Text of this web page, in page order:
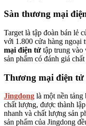
Sàn thương mại
Target là tập đoàn bán lẻ
với 1.800 cửa hàng ngoại
mại điện tử tập trung vào
sản phẩm có đánh giá
Thương mại điện tử
Jingdong là một nền
chất lượng, được thành
nhanh và chất lượng sản
sản phẩm của Jingdong